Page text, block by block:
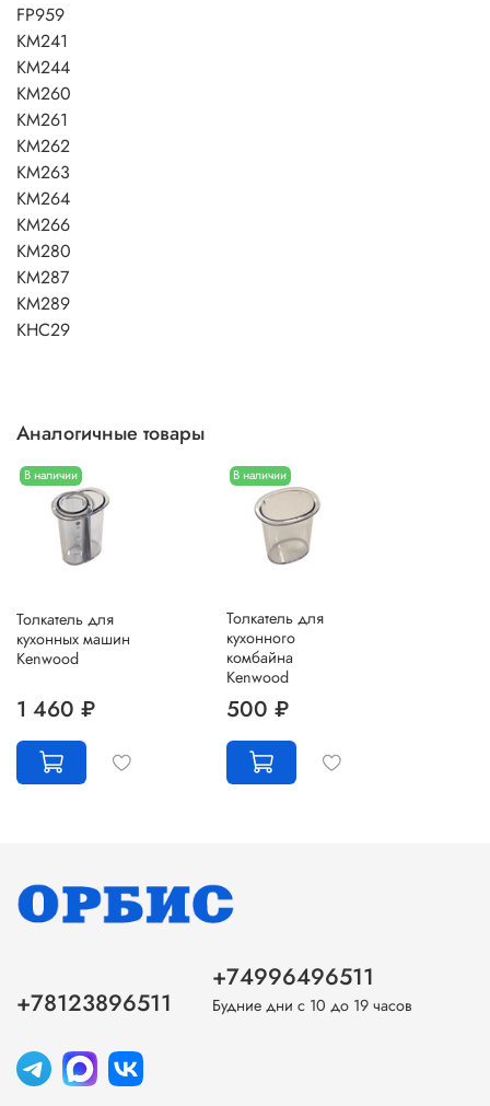
FP959
KM241
KM244
KM260
KM261
KM262
KM263
KM264
KM266
KM280
KM287
KM289
KHC29
Аналогичные товары
В наличии
Толкатель для
кухонных машин
Kenwood
1 460 ₽
В наличии
Толкатель для
кухонного
комбайна
Kenwood
500 ₽
+78123896511
+74996496511
Будние дни с 10 до 19 часов